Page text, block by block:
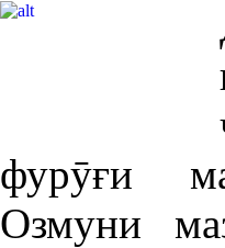
фурӯғи
Озмуни